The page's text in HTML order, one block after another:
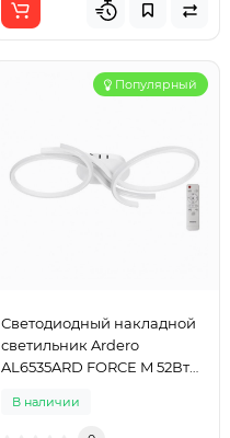
Популярный
Светодиодный накладной
светильник Ardero
AL6535ARD FORCE M 52Вт
В наличии